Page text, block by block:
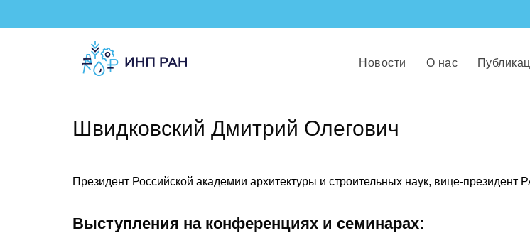
Новости О нас
Швидковский Дмитрий Олегович
Президент Российской академии архитектуры и строительных наук, вице-президент
Выступления на конференциях и семинарах: